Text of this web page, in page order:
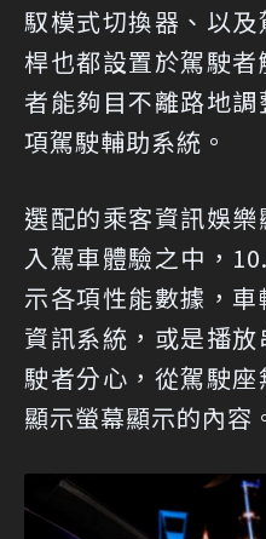
馭模式切換器、以
桿也都設置於駕駛
者能夠目不離路地
項駕駛輔助系統。
選配的乘客資訊娛
入駕車體驗之中，
示各項性能數據，
資訊系統，或是播
駛者分心，從駕駛
顯示螢幕顯示的內容